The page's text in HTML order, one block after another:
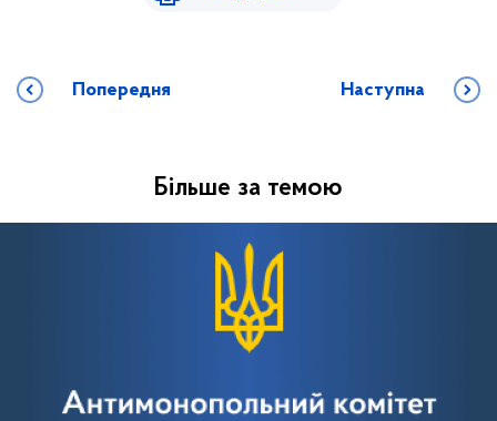
Попередня Наступна
Більше за темою